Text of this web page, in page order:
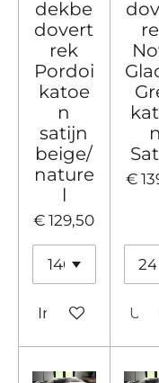
dekbe
dovert
rek
Pordoi
katoe
n
satijn
beige/
nature
l
€ 129,50
In winkelwagen
n
€